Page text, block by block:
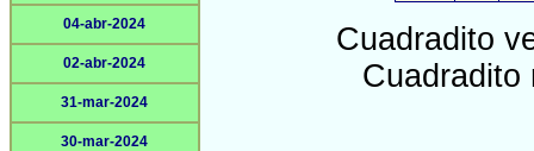
04-abr-2024
02-abr-2024
31-mar-2024
30-mar-2024
Cuadradito
Cuadradito